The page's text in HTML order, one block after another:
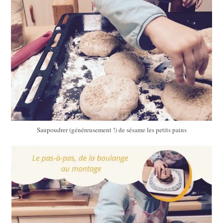
Saupoudrer (généreusement !) de sésame les petits pains